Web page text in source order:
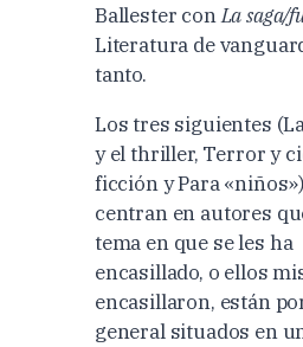
Ballester conLa saga/
Literatura de
tanto.
Los tres siguientes
y el thriller, Terror y
ficción y Para
centran en autores
tema en que se les ha
encasillado, o ellos
encasillaron, están
general situados en